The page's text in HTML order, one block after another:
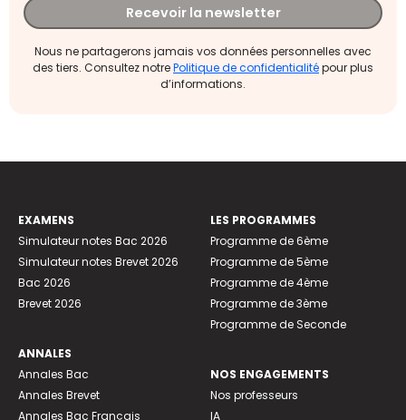
Recevoir la newsletter
Nous ne partagerons jamais vos données personnelles avec
des tiers. Consultez notrePolitique de confidentialitépour plus
d’informations.
EXAMENS
Simulateur notes Bac 2026
Simulateur notes Brevet 2026
Bac 2026
Brevet 2026
ANNALES
Annales Bac
Annales Brevet
Annales Bac Français
LES PROGRAMMES
Programme de 6ème
Programme de 5ème
Programme de 4ème
Programme de 3ème
Programme de Seconde
NOS ENGAGEMENTS
Nos professeurs
IA